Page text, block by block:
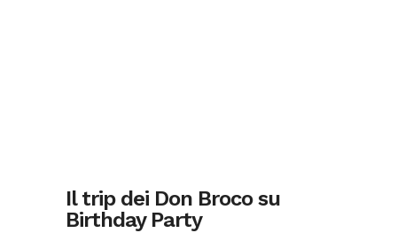
Il trip dei Don Broco su
Birthday Party